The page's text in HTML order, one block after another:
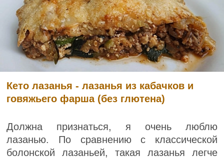
Кето лазанья - лазанья из кабачков и
говяжьего фарша (без глютена)
Должна признаться, я очень люблю
лазанью. По сравнению с классической
болонской лазаньей, такая лазанья легче